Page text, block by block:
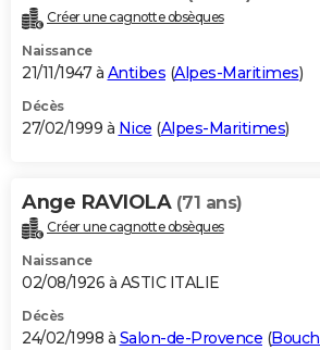
Créer une cagnotte obsèques
Naissance
21/11/1947 à Antibes (Alpes-Maritimes)
Décès
27/02/1999 à Nice (Alpes-Maritimes)
Ange RAVIOLA (71 ans)
Créer une cagnotte obsèques
Naissance
02/08/1926 à ASTIC ITALIE
Décès
24/02/1998 à Salon-de-Provence (